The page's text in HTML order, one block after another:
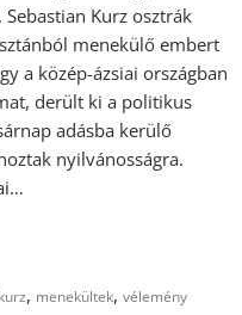
Kurz osztrák
menekülő embert
a közép-ázsiai országban
derült ki a politikus
adásba kerülő
nyilvánosságra.
kurz, menekültek,vélemény